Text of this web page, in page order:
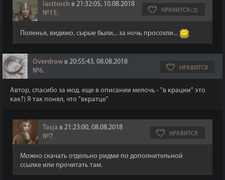
lasttorch в 21:32:05, 10.08.2018
№15, НРАВИТСЯ (2)
Поленья, видимо, сырые были,.. за ночь просохли...
Overdrow в 20:55:43, 08.08.2018
№6, НРАВИТСЯ
Автор, спасибо за мод. еще в описании мелочь - "в крации" это
как?) Я так понял, что "вкратце"
Tasja в 21:23:00, 08.08.2018
№7, НРАВИТСЯ
Можно скачать отдельно ридми по дополнительной
ссылке или прочитать там.